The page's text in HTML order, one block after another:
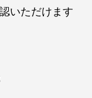
いただけます